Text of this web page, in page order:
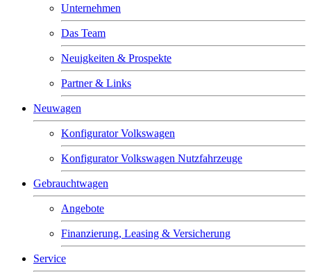
Unternehmen
Das Team
Neuigkeiten & Prospekte
Partner & Links
Neuwagen
Konfigurator Volkswagen
Konfigurator Volkswagen Nutzfahrzeuge
Gebrauchtwagen
Angebote
Finanzierung, Leasing & Versicherung
Service